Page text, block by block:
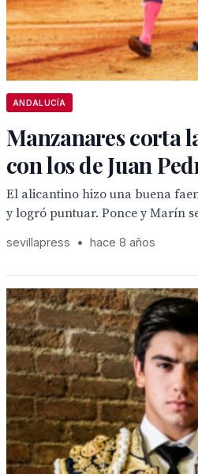
ANDALUCÍA
Manzanares corta
con los de Juan
El alicantino hizo una buena
y logró puntuar. Ponce y Marín
sevillapress • hace 8 años